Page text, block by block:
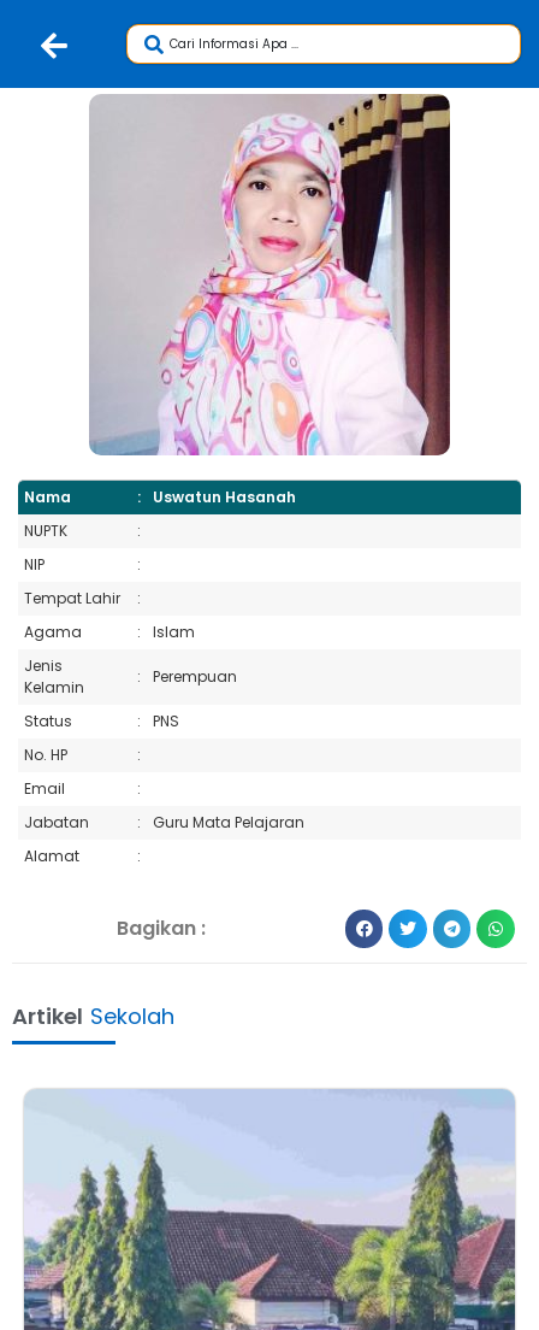
Nama :
Uswatun Hasanah
NUPTK
:
NIP
:
Tempat Lahir
:
Agama
:
Islam
Jenis
Kelamin
: Perempuan
Status :
PNS
No. HP
:
Email
:
Jabatan
:
Guru Mata Pelajaran
Alamat
:
Bagikan :
Artikel Sekolah